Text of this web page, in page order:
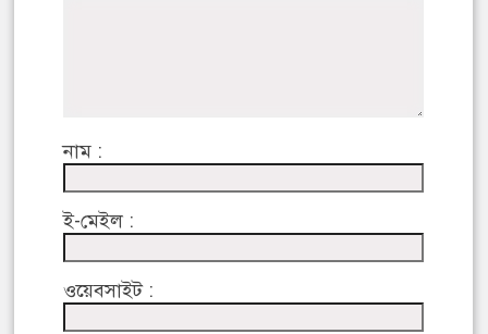
নাম :
ই-মেইল :
ওয়েবসাইট :